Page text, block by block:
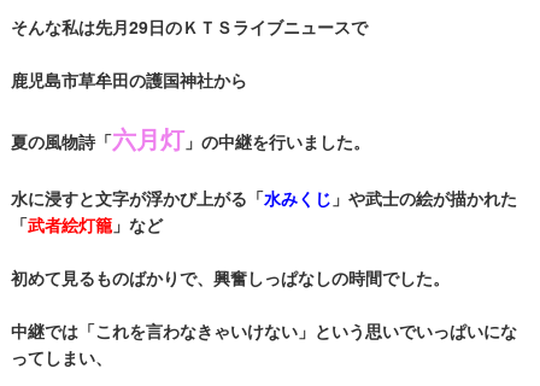
そんな私は先月29日のＫＴＳライブニュースで
鹿児島市草牟田の護国神社から
夏の風物詩「六月灯 」の中継を行いました。
水に浸すと文字が浮かび上がる「水みくじ 」や武士の絵が描かれた
「武者絵灯籠」など
初めて見るものばかりで、興奮しっぱなしの時間でした。
中継では「これを言わなきゃいけない」という思いでいっぱいにな
ってしまい、